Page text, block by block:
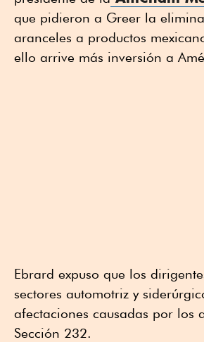
que pidieron a Greer la
aranceles a productos
ello arrive más inversión a
Ebrard expuso que los
sectores automotriz y
afectaciones causadas por los
Sección 232.